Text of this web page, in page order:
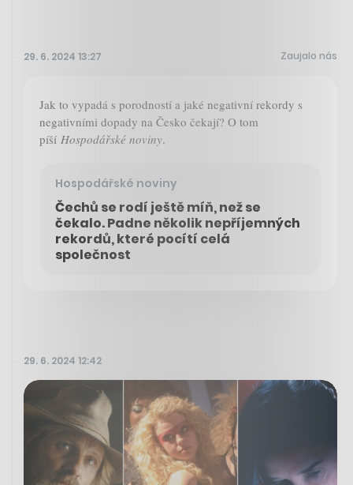
29. 6. 2024 13:27 Zaujalo nás
Jak to vypadá s porodností a jaké negativní rekordy s
negativními dopady na Česko čekají? O tom
píší Hospodářské noviny.
Hospodářské noviny
Čechů se rodí ještě míň, než se
čekalo. Padne několik nepříjemných
rekordů, které pocítí celá
společnost
29. 6. 2024 12:42